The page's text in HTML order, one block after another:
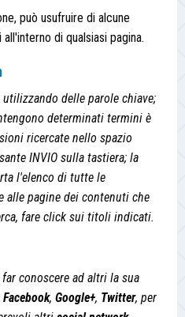
può usufruire di alcune
di qualsiasi pagina.
delle parole chiave;
determinati termini è
ricercate nello spazio
INVIO sulla tastiera; la
l'elenco di tutte le
alle pagine dei contenuti che
fare click sui titoli indicati.
conoscere ad altri la sua
Facebook, Google+, Twitter, per